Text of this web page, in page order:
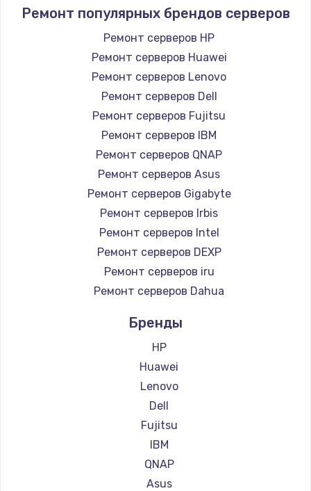
Ремонт популярных брендов серверов
Ремонт серверов HP
Ремонт серверов Huawei
Ремонт серверов Lenovo
Ремонт серверов Dell
Ремонт серверов Fujitsu
Ремонт серверов IBM
Ремонт серверов QNAP
Ремонт серверов Asus
Ремонт серверов Gigabyte
Ремонт серверов Irbis
Ремонт серверов Intel
Ремонт серверов DEXP
Ремонт серверов iru
Ремонт серверов Dahua
Бренды
HP
Huawei
Lenovo
Dell
Fujitsu
IBM
QNAP
Asus